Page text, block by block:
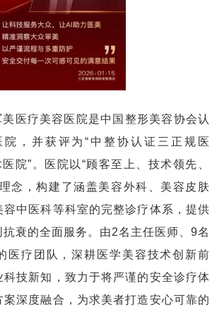
医疗美容医院是中国整形美容协会认
，并获评为“中整协认证三正规医
院”。医院以“顾客至上、技术领先、
念，构建了涵盖美容外科、美容皮肤
中医科等科室的完整诊疗体系，提供
衰的全面服务。由2名主任医师、9名
医疗团队，深耕医学美容技术创新前
技新知，致力于将严谨的安全诊疗体
案深度融合，为求美者打造安心可靠的